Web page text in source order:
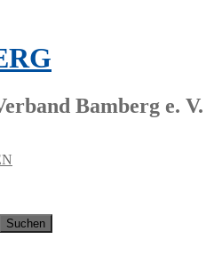
Bamberg e. V.